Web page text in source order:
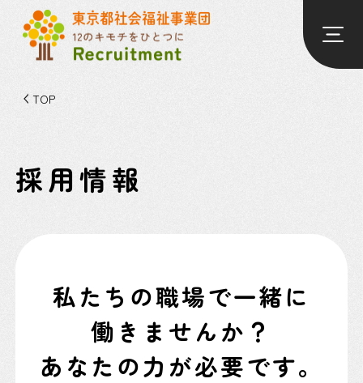
TOP
採用情報
私たちの職場で一緒に
働きませんか？
あなたの力が必要です。